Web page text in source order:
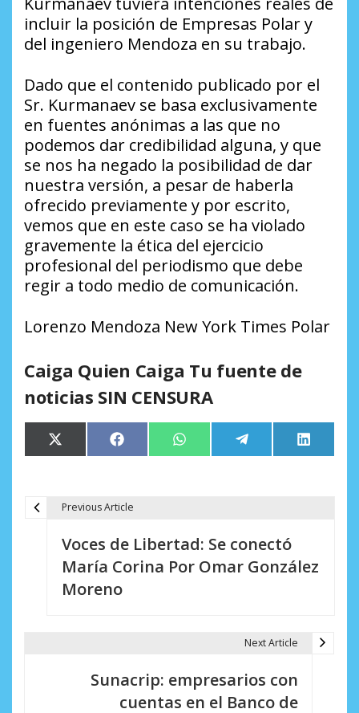
incluir la posición de Empresas Polar y
del ingeniero Mendoza en su trabajo.
Dado que el contenido publicado por el
Sr. Kurmanaev se basa exclusivamente
en fuentes anónimas a las que no
podemos dar credibilidad alguna, y que
se nos ha negado la posibilidad de dar
nuestra versión, a pesar de haberla
ofrecido previamente y por escrito,
vemos que en este caso se ha violado
gravemente la ética del ejercicio
profesional del periodismo que debe
regir a todo medio de comunicación.
Lorenzo Mendoza New York Times Polar
Caiga Quien Caiga Tu fuente de
noticias SIN CENSURA
Compartir
en
X
(Twitter)
Compartir
en
Facebook Compartir
en
WhatsApp Compartir
en
Telegram
en
LinkedIn
Previous Article
Voces de Libertad: Se conectó
María Corina Por Omar González
Moreno
Next Article
Sunacrip: empresarios con
cuentas en el Banco de